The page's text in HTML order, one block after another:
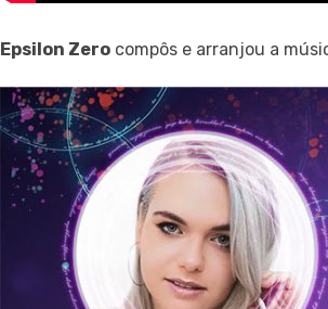
Epsilon Zero compôs e arranjou a